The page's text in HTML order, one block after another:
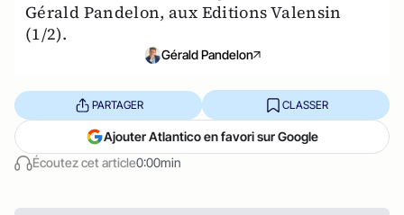
Gérald Pandelon, aux Editions Valensin
(1/2).
Gérald Pandelon
Écoutez cet article0:00min
PARTAGER CLASSER
Ajouter Atlantico en favori sur Google